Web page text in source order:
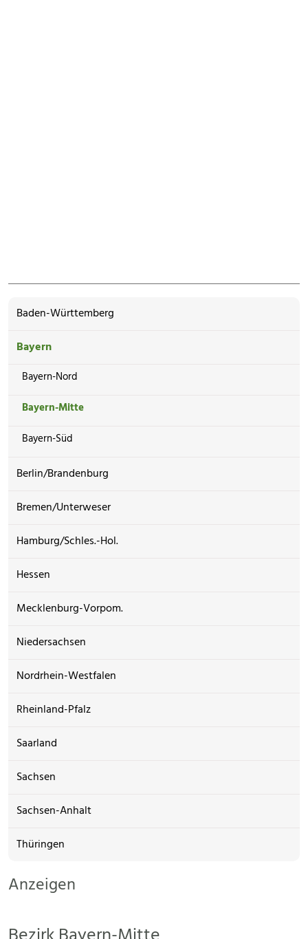
Baden-Württemberg
Bayern
Bayern-Nord
Bayern-Mitte
Bayern-Süd
Berlin/Brandenburg
Bremen/Unterweser
Hamburg/Schles.-Hol.
Hessen
Mecklenburg-Vorpom.
Niedersachsen
Nordrhein-Westfalen
Rheinland-Pfalz
Saarland
Sachsen
Sachsen-Anhalt
Thüringen
Anzeigen